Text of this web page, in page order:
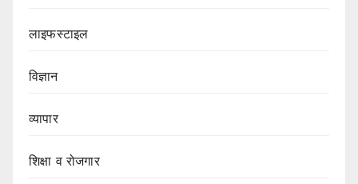
लाइफस्टाइल
विज्ञान
व्यापार
शिक्षा व रोजगार